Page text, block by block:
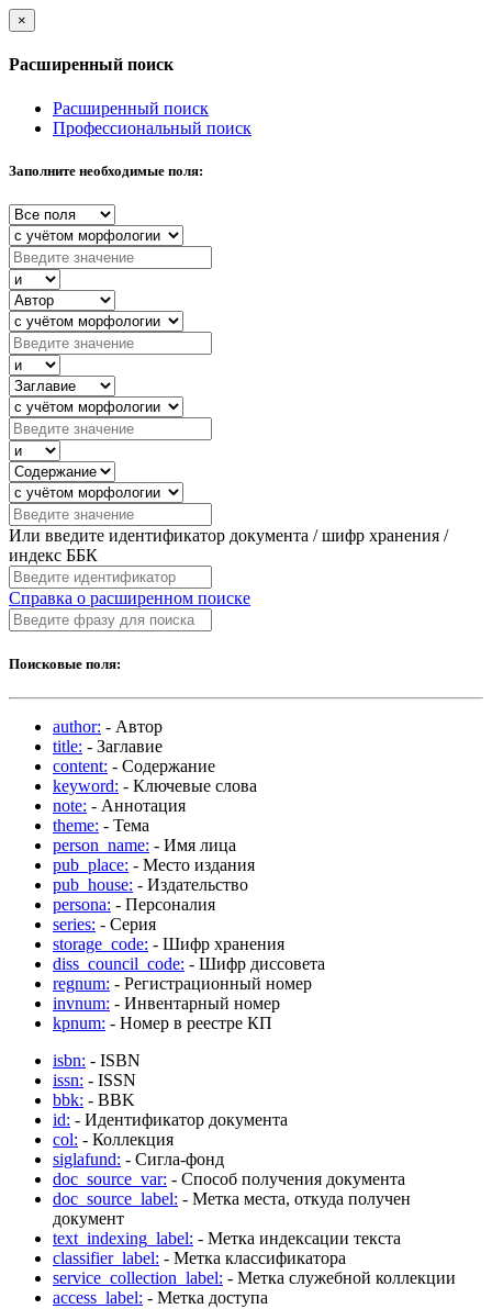
×
Расширенный поиск
Расширенный поиск
Профессиональный поиск
Заполните необходимые поля:
Или введите идентификатор документа / шифр хранения /
индекс ББК
Справка о расширенном поиске
Поисковые поля:
author: - Автор
title: - Заглавие
content: - Содержание
keyword: - Ключевые слова
note: - Аннотация
theme: - Тема
person_name: - Имя лица
pub_place: - Место издания
pub_house: - Издательство
persona: - Персоналия
series: - Серия
storage_code: - Шифр хранения
diss_council_code: - Шифр диссовета
regnum: - Регистрационный номер
invnum: - Инвентарный номер
kpnum: - Номер в реестре КП
isbn: - ISBN
issn: - ISSN
bbk: - BBK
id: - Идентификатор документа
col: - Коллекция
siglafund: - Сигла-фонд
doc_source_var: - Способ получения документа
doc_source_label: - Метка места, откуда получен
документ
text_indexing_label: - Метка индексации текста
classifier_label: - Метка классификатора
service_collection_label: - Метка служебной коллекции
access_label: - Метка доступа